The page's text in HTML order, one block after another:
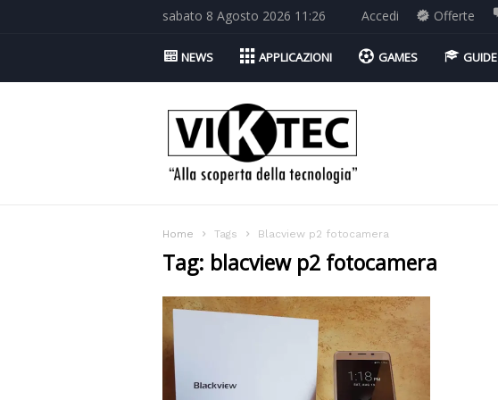
sabato 8 Agosto 2026 11:26 Accedi Offerte
NEWS APPLICAZIONI GAMES GUIDE
Viktec.net
Home Tags Blacview p2 fotocamera
Tag: blacview p2 fotocamera